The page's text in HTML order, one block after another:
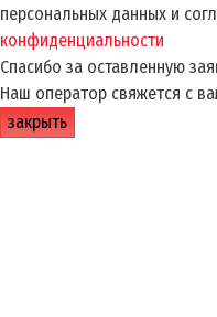
персональных данных и
конфиденциальности
Спасибо за оставленную
Наш оператор свяжется с
закрыть